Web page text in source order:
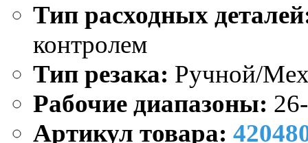
Тип расходных
контролем
Тип резака: Ручной/
Рабочие диапазоны:
Артикул товара: